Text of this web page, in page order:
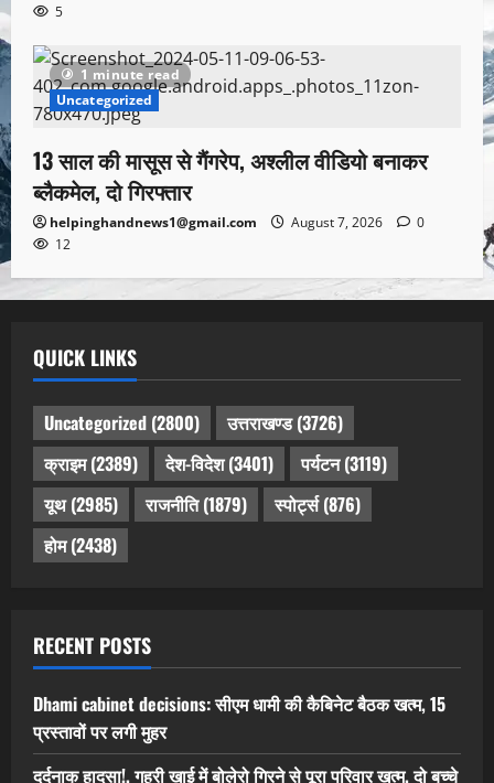
5
1 minute read
Uncategorized
13 साल की मासूस से गैंगरेप, अश्लील वीडियो बनाकर
ब्लैकमेल, दो गिरफ्तार
helpinghandnews1@gmail.com August 7, 2026
0
12
QUICK LINKS
Uncategorized (2800) उत्तराखण्ड(3726)
क्राइम(2389) देश-विदेश(3401) पर्यटन(3119)
यूथ(2985) राजनीति(1879) स्पोर्ट्स(876)
होम(2438)
RECENT POSTS
Dhami cabinet decisions: सीएम धामी की कैबिनेट बैठक खत्म, 15
प्रस्तावों पर लगी मुहर
दर्दनाक हादसा!, गहरी खाई में बोलेरो गिरने से पूरा परिवार खत्म, दो बच्चे